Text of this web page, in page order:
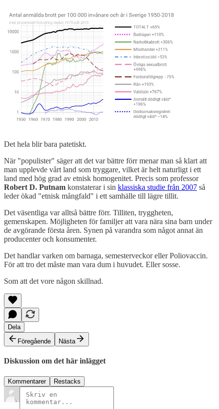
Det hela blir bara patetiskt.
När "populister" säger att det var bättre förr menar man så klart att
man upplevde vårt land som tryggare, vilket är helt naturligt i ett
land med hög grad av etnisk homogenitet. Precis som professor
Robert D. Putnam konstaterar i sin klassiska studie från 2007 så
leder ökad "etnisk mångfald" i ett samhälle till lägre tillit.
Det väsentliga var alltså bättre förr. Tilliten, tryggheten,
gemenskapen. Möjligheten för familjer att vara nära sina barn under
de avgörande första åren. Synen på varandra som något annat än
producenter och konsumenter.
Det handlar varken om barnaga, semesterveckor eller Poliovaccin.
För att tro det måste man vara dum i huvudet. Eller sosse.
Som att det vore någon skillnad.
Dela
Föregående
Nästa
Diskussion om det här inlägget
Kommentarer Restacks